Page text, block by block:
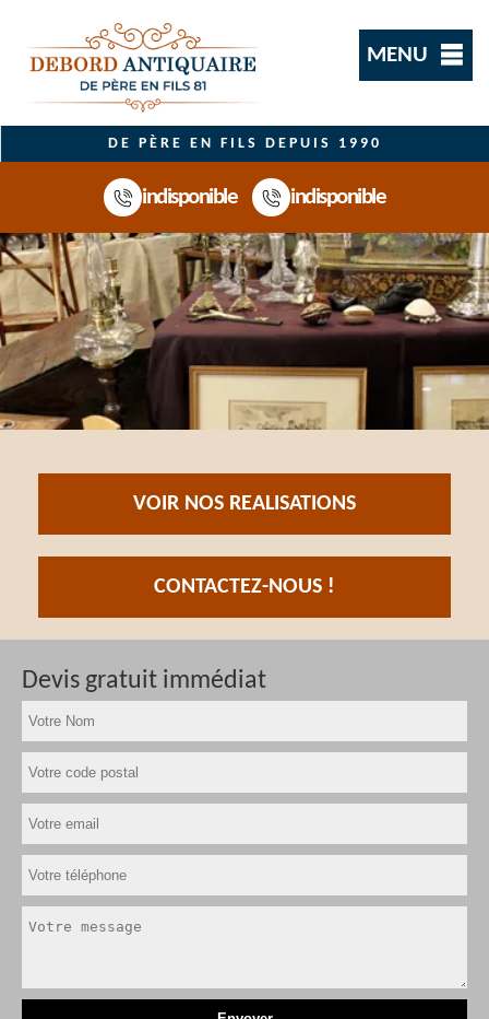
MENU
DE PÈRE EN FILS DEPUIS 1990
indisponible indisponible
VOIR NOS REALISATIONS
CONTACTEZ-NOUS !
Devis gratuit immédiat